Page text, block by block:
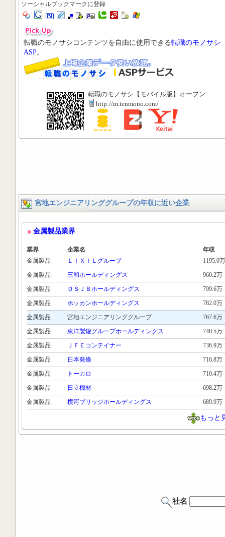
ソーシャルブックマークに登録
転職のモノサシコンテンツを自由に使用できる転職のモノサシ
ASP。
転職のモノサシ【モバイル版】オープン
http://m.tenmono.com/
宮地エンジニアリンググループの年収に近い企業
金属製品業界
業界 企業名
年収
金属製品
ＬＩＸＩＬグループ
1195.0万
金属製品
三和ホールディングス
960.2万
金属製品
ＯＳＪＢホールディングス
799.6万
金属製品
ホッカンホールディングス
782.0万
金属製品
宮地エンジニアリンググループ
767.6万
金属製品
東洋製罐グループホールディングス
748.5万
金属製品
ＪＦＥコンテイナー
736.9万
金属製品
日本発條
716.8万
金属製品
トーカロ
710.4万
金属製品
日立機材
698.2万
金属製品
横河ブリッジホールディングス 689.9万
もっと
社名